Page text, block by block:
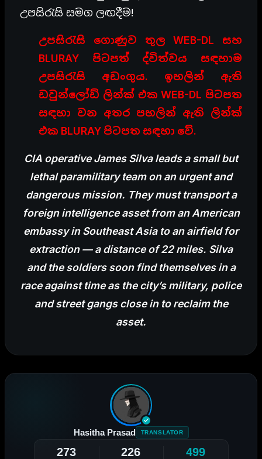
උපසිරැසි සමග ලඟදීම!
උපසිරැසි ගොණුව තුල ‍WEB-DL සහ
BLURAY පිටපත් ද්විත්වය සඳහාම
උපසිරැසි අඩංගුය. ඉහලින් ඇති
ඩවුන්ලෝඩ් ලින්ක් එක WEB-DL පිටපත
සඳහා වන අතර පහලින් ඇති ලින්ක්
එක BLURAY පිටපත සඳහා වේ.
CIA operative James Silva leads a small but
lethal paramilitary team on an urgent and
dangerous mission. They must transport a
foreign intelligence asset from an American
embassy in Southeast Asia to an airfield for
extraction — a distance of 22 miles. Silva
and the soldiers soon find themselves in a
race against time as the city’s military, police
and street gangs close in to reclaim the
asset.
Hasitha Prasad TRANSLATOR
273 226 499